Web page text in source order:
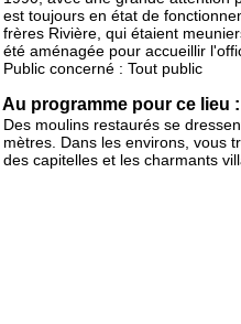
est toujours en état de
frères Rivière, qui étaient
été aménagée pour accueillir
Public concerné : Tout public
Au programme pour ce lieu :
Des moulins restaurés se
mètres. Dans les environs, vous
des capitelles et les charmants